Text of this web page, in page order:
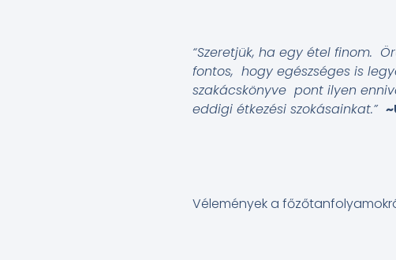
“Szeretjük, ha egy étel finom.
fontos, hogy egészséges is
szakácskönyve pont ilyen
eddigi étkezési szokásainkat.”
Vélemények a